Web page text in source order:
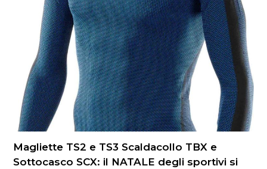
Magliette TS2 e TS3 Scaldacollo TBX e
Sottocasco SCX: il NATALE degli sportivi si